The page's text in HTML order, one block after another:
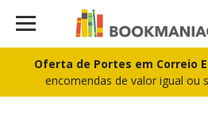
Oferta de Portes em Correio
encomendas de valor igual ou